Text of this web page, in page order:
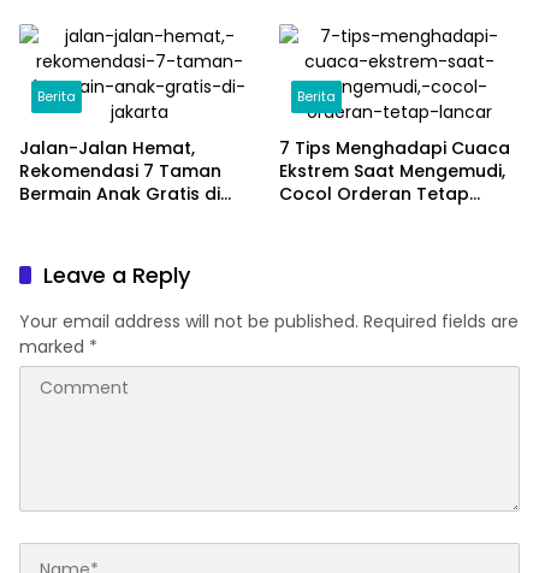
Berita
Jalan-Jalan Hemat,
Rekomendasi 7 Taman
Bermain Anak Gratis di
Berita
7 Tips Menghadapi Cuaca
Ekstrem Saat Mengemudi,
Cocol Orderan Tetap
Leave a Reply
Your email address will not be published. Required fields are
marked *